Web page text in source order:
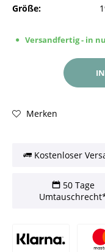
Größe:
Versandfertig - in
Merken
Kostenloser
50 Tage